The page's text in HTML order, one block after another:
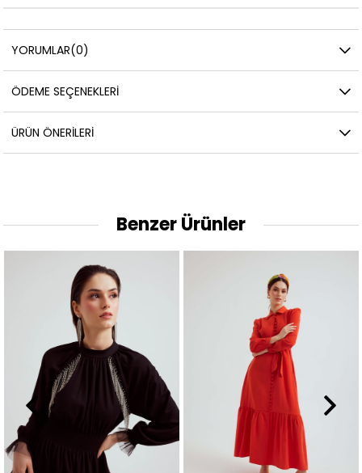
YORUMLAR(0)
ÖDEME SEÇENEKLERI
ÜRÜN ÖNERILERI
Benzer Ürünler